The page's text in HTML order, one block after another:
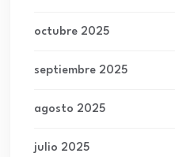
octubre 2025
septiembre 2025
agosto 2025
julio 2025